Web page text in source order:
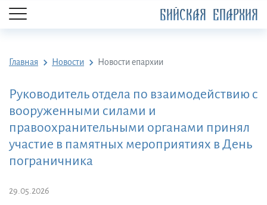
БИЙСКАЯ ЕПАРХИЯ
Главная Новости Новости епархии
Руководитель отдела по взаимодействию с
вооруженными силами и
правоохранительными органами принял
участие в памятных мероприятиях в День
пограничника
29.05.2026